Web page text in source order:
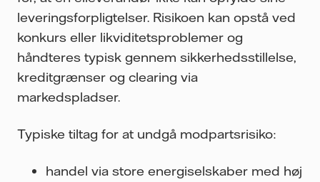
leveringsforpligtelser. Risikoen kan opstå ved
konkurs eller likviditetsproblemer og
håndteres typisk gennem sikkerhedsstillelse,
kreditgrænser og clearing via
markedspladser.
Typiske tiltag for at undgå modpartsrisiko:
handel via store energiselskaber med høj